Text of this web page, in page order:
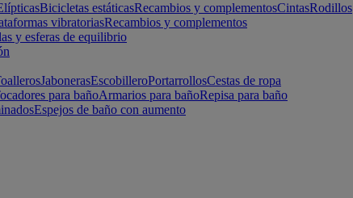
Bicicletas estáticasRecambios y complementosCintasRodillos
vibratoriasRecambios y complementos
y esferas de equilibrio
JabonerasEscobilleroPortarrollosCestas de ropa
para bañoArmarios para bañoRepisa para baño
Espejos de baño con aumento